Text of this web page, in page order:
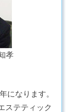
孝
になります。
ステティック